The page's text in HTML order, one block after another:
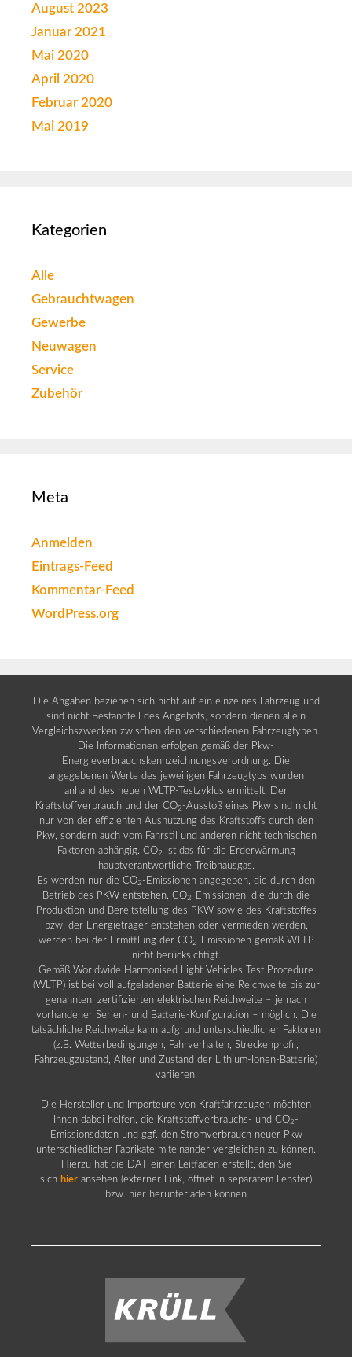
August 2023
Januar 2021
Mai 2020
April 2020
Februar 2020
Mai 2019
Kategorien
Alle
Gebrauchtwagen
Gewerbe
Neuwagen
Service
Zubehör
Meta
Anmelden
Eintrags-Feed
Kommentar-Feed
WordPress.org
Die Angaben beziehen sich nicht auf ein einzelnes Fahrzeug und
sind nicht Bestandteil des Angebots, sondern dienen allein
Vergleichszwecken zwischen den verschiedenen Fahrzeugtypen.
Die Informationen erfolgen gemäß der Pkw-
Energieverbrauchskennzeichnungsverordnung. Die
angegebenen Werte des jeweiligen Fahrzeugtyps wurden
anhand des neuen WLTP-Testzyklus ermittelt. Der
Kraftstoffverbrauch und der CO2 -Ausstoß eines Pkw sind nicht
nur von der effizienten Ausnutzung des Kraftstoffs durch den
Pkw, sondern auch vom Fahrstil und anderen nicht technischen
Faktoren abhängig. CO2 ist das für die Erderwärmung
hauptverantwortliche Treibhausgas.
Es werden nur die CO2 -Emissionen angegeben, die durch den
Betrieb des PKW entstehen. CO2 -Emissionen, die durch die
Produktion und Bereitstellung des PKW sowie des Kraftstoffes
bzw. der Energieträger entstehen oder vermieden werden,
werden bei der Ermittlung der CO2 -Emissionen gemäß WLTP
nicht berücksichtigt.
Gemäß Worldwide Harmonised Light Vehicles Test Procedure
(WLTP) ist bei voll aufgeladener Batterie eine Reichweite bis zur
genannten, zertifizierten elektrischen Reichweite – je nach
vorhandener Serien- und Batterie-Konfiguration – möglich. Die
tatsächliche Reichweite kann aufgrund unterschiedlicher Faktoren
(z.B. Wetterbedingungen, Fahrverhalten, Streckenprofil,
Fahrzeugzustand, Alter und Zustand der Lithium-Ionen-Batterie)
variieren.
Die Hersteller und Importeure von Kraftfahrzeugen möchten
Ihnen dabei helfen, die Kraftstoffverbrauchs- und CO2 -
Emissionsdaten und ggf. den Stromverbrauch neuer Pkw
unterschiedlicher Fabrikate miteinander vergleichen zu können.
Hierzu hat die DAT einen Leitfaden erstellt, den Sie
sich hier ansehen (externer Link, öffnet in separatem Fenster)
bzw. hier herunterladen können